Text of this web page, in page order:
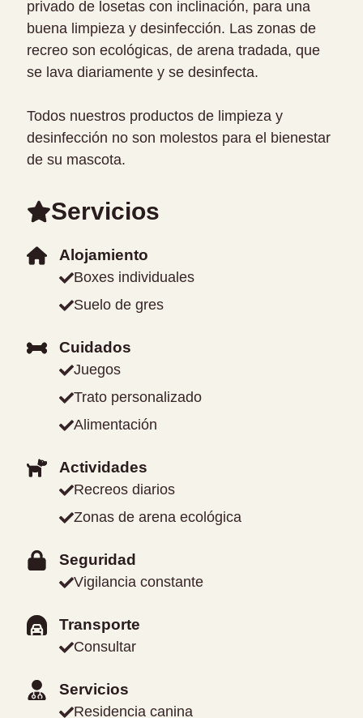
privado de losetas con inclinación, para una
buena limpieza y desinfección. Las zonas de
recreo son ecológicas, de arena tradada, que
se lava diariamente y se desinfecta.
Todos nuestros productos de limpieza y
desinfección no son molestos para el bienestar
de su mascota.
Servicios
Alojamiento
Boxes individuales
Suelo de gres
Cuidados
Juegos
Trato personalizado
Alimentación
Actividades
Recreos diarios
Zonas de arena ecológica
Seguridad
Vigilancia constante
Transporte
Consultar
Servicios
Residencia canina